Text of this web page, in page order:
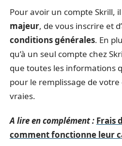
Pour avoir un compte Skrill,
majeur, de vous inscrire et
conditions générales. En
qu’à un seul compte chez
que toutes les informations
pour le remplissage de
vraies.
A lire en complément : Frais
comment fonctionne leur